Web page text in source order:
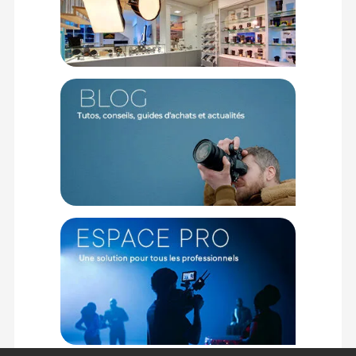
Accès pratique et complet
Ce sac offre plusieurs options d’ouverture, dont un accès
latéral rapide, pour faciliter l’accès à vos affaires en
déplacement. L’ouverture complète à clapet permet de
visualiser et d’organiser rapidement le contenu du sac, tandis
que l’ouverture supérieure permet un accès rapide aux
Compartiment pour appareils électroniques
Le sac est équipé d’une poche zippée spécialement conçue
pour accueillir un ordinateur portable et/ou une tablette
jusqu'à 16 pouces. Cette poche est renforcée et résistante
aux intempéries, garantissant la sécurité de vos appareils
électroniques, peu importe les conditions extérieures.
Confort optimisé
Pour assurer un confort de port optimal, le sac est doté de
bretelles en maille aérée ultra-douce et respirante. Cela
permet de répartir le poids de manière équilibrée et de
garantir un confort toute la journée, même lors de longues
sessions de transport.